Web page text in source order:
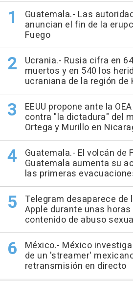
Guatemala.- Las
anuncian el fin de la
Fuego
Ucrania.- Rusia cifra en
muertos y en 540 los
ucraniana de la región de
EEUU propone ante la
contra "la dictadura" del
Ortega y Murillo en
Guatemala.- El volcán de
Guatemala aumenta su
las primeras
Telegram desaparece de
Apple durante unas
contenido de abuso
México.- México
de un 'streamer'
retransmisión en directo